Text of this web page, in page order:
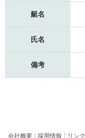
艇名
氏名
備考
会社概要 採用情報 リンク